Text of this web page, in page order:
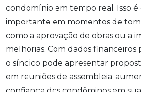
condomínio em tempo real. Isso
importante em momentos de
como a aprovação de obras ou a
melhorias. Com dados financeiros
o síndico pode apresentar
em reuniões de assembleia,